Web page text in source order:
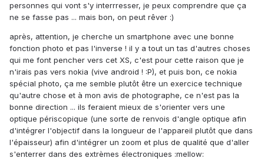
personnes qui vont s'y interrresser, je peux comprendre que ça
ne se fasse pas ... mais bon, on peut rêver :)
après, attention, je cherche un smartphone avec une bonne
fonction photo et pas l'inverse ! il y a tout un tas d'autres choses
qui me font pencher vers cet XS, c'est pour cette raison que je
n'irais pas vers nokia (vive android ! :P), et puis bon, ce nokia
spécial photo, ça me semble plutôt être un exercice technique
qu'autre chose et à mon avis de photographe, ce n'est pas la
bonne direction ... ils feraient mieux de s'orienter vers une
optique périscopique (une sorte de renvois d'angle optique afin
d'intégrer l'objectif dans la longueur de l'appareil plutôt que dans
l'épaisseur) afin d'intégrer un zoom et plus de qualité que d'aller
s'enterrer dans des extrèmes électroniques :mellow: